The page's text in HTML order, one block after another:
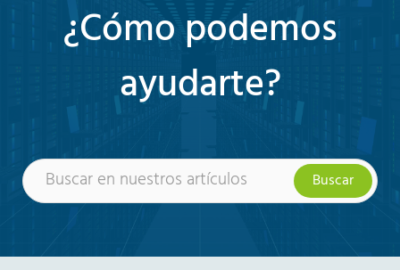
¿Cómo podemos
ayudarte?